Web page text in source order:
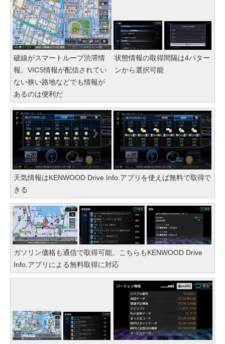
破線がスマートループ渋滞情
報。VICS情報が配信されてい
ない狭い路地などでも情報が
あるのは便利だ
状態情報の取得間隔は4パター
ンから選択可能
天気情報はKENWOOD Drive Info.アプリを使えば無料で取得で
きる
ガソリン価格も通信で取得可能。こちらもKENWOOD Drive
Info.アプリによる無料取得に対応